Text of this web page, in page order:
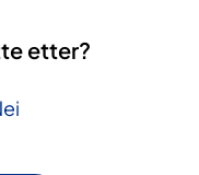
etter?